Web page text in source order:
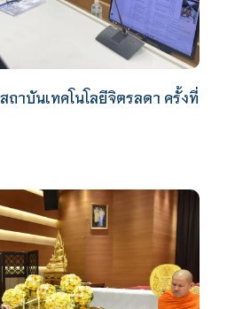
ถาบันเทคโนโลยีจิตรลดา ครั้งที่